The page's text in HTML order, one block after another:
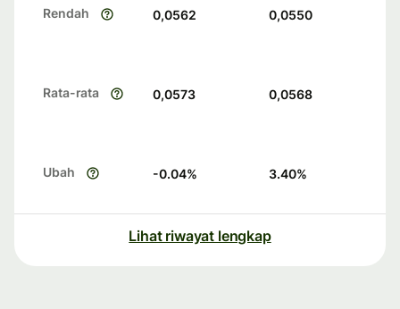
Rendah 0,0562 0,0550
Rata-rata 0,0573 0,0568
Ubah -0.04% 3.40%
Lihat riwayat lengkap